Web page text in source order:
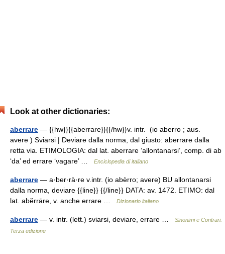
Look at other dictionaries:
aberrare — {{hw}}{{aberrare}}{{/hw}}v. intr. (io aberro ; aus.
avere ) Sviarsi | Deviare dalla norma, dal giusto: aberrare dalla
retta via. ETIMOLOGIA: dal lat. aberrare ‘allontanarsi’, comp. di ab
‘da’ ed errare ‘vagare’ …
Enciclopedia di italiano
aberrare — a·ber·rà·re v.intr. (io abèrro; avere) BU allontanarsi
dalla norma, deviare {{line}} {{/line}} DATA: av. 1472. ETIMO: dal
lat. abĕrrāre, v. anche errare …
Dizionario italiano
aberrare — v. intr. (lett.) sviarsi, deviare, errare …
Sinonimi e Contrari.
Terza edizione